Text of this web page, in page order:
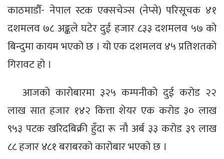
काठमाडौँ- नेपाल स्टक एक्सचेञ्स (नेप्से) परिसूचक ४१
दशमलव ७८ अङ्कले घटेर दुई हजार ८३३ दशमलव ५७ को
बिन्दुमा कायम भएको छ । यो एक दशमलव ४५ प्रतिशतको
गिरावट हो ।
आजको कारोबारमा ३२५ कम्पनीको दुई करोड २२
लाख सात हजार १४२ कित्ता शेयर एक करोड ३० लाख
९५३ पटक खरिदबिक्री हुँदा रू नौ अर्ब ३३ करोड ३९ लाख
८८ हजार ४८१ बराबरको कारोबार भएको छ ।